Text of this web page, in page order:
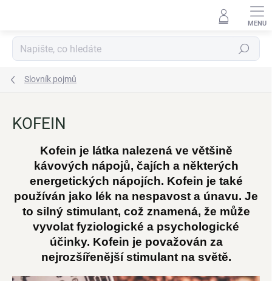
Hledat
Slovník pojmů
KOFEIN
Kofein je látka nalezená ve většině
kávových nápojů, čajích a některých
energetických nápojích. Kofein je také
používán jako lék na nespavost a únavu. Je
to silný stimulant, což znamená, že může
vyvolat fyziologické a psychologické
účinky. Kofein je považován za
nejrozšířenější stimulant na světě.